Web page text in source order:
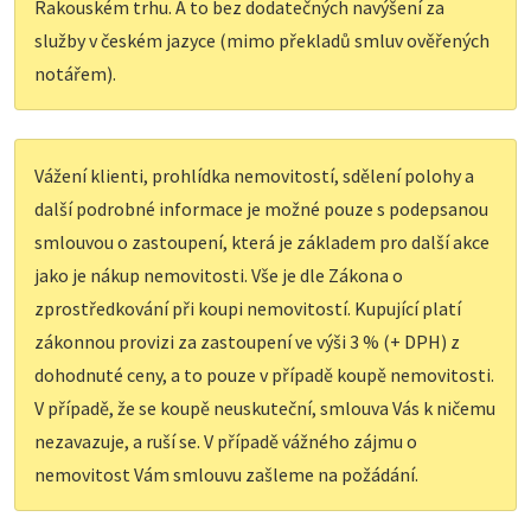
Rakouském trhu. A to bez dodatečných navýšení za
služby v českém jazyce (mimo překladů smluv ověřených
notářem).
Vážení klienti, prohlídka nemovitostí, sdělení polohy a
další podrobné informace je možné pouze s podepsanou
smlouvou o zastoupení, která je základem pro další akce
jako je nákup nemovitosti. Vše je dle Zákona o
zprostředkování při koupi nemovitostí. Kupující platí
zákonnou provizi za zastoupení ve výši 3 % (+ DPH) z
dohodnuté ceny, a to pouze v případě koupě nemovitosti.
V případě, že se koupě neuskuteční, smlouva Vás k ničemu
nezavazuje, a ruší se. V případě vážného zájmu o
nemovitost Vám smlouvu zašleme na požádání.